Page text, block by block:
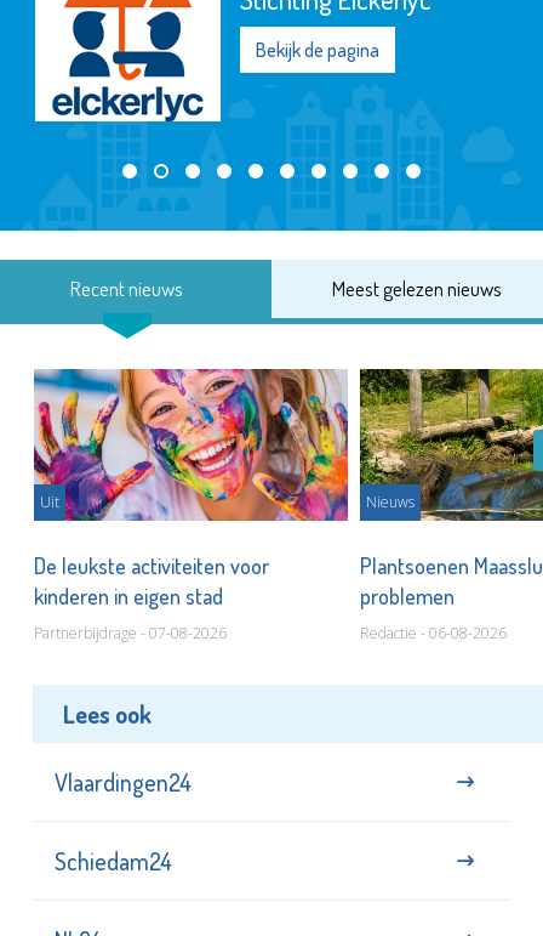
Bekijk de pagina
Recent nieuws Meest gelezen nieuws
Uit
De leukste activiteiten voor
kinderen in eigen stad
Partnerbijdrage - 07-08-2026
Nieuws
Plantsoenen
problemen
Redactie - 06-08-2026
Lees ook
Vlaardingen24
Schiedam24